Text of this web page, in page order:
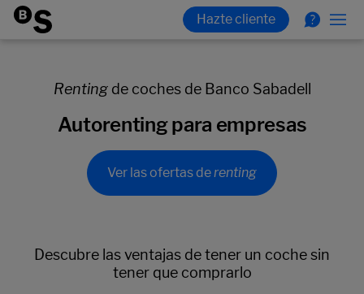
Rentingde coches de Banco Sabadell
Autorenting para empresas
Ver las ofertas derenting
Descubre las ventajas de tener un coche sin
tener que comprarlo